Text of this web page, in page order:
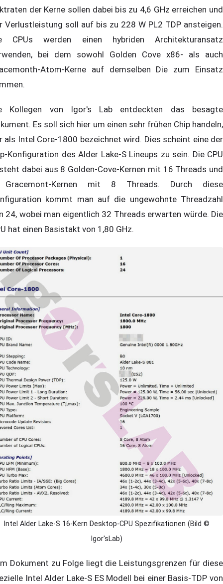
der Kerne sollen dabei bis zu 4,6 GHz erreichen und
Verlustleistung soll auf bis zu 228 W PL2 TDP ansteigen.
CPUs werden einen hybriden Architekturansatz
bei dem sowohl Golden Cove x86- als auch
Atom-Kerne auf demselben Die zum Einsatz
Kollegen von Igor's Lab entdeckten das besagte
Es soll sich hier um einen sehr frühen Chip handeln,
als Intel Core-1800 bezeichnet wird. Dies scheint eine der
Konfiguration des Alder Lake-S Lineups zu sein. Die CPU
dabei aus 8 Golden-Cove-Kernen mit 16 Threads und
Kernen mit 8 Threads. Durch diese
kommt man auf die ungewohnte Threadzahl
24, wobei man eigentlich 32 Threads erwarten würde. Die
hat einen Basistakt von 1,80 GHz.
Intel Alder Lake-S 16-Kern Desktop-CPU Spezifikationen (Bild ©
Igor'sLab)
Dokument zu Folge liegt die Leistungsgrenzen für diese
Intel Alder Lake-S ES Modell bei einer Basis-TDP von